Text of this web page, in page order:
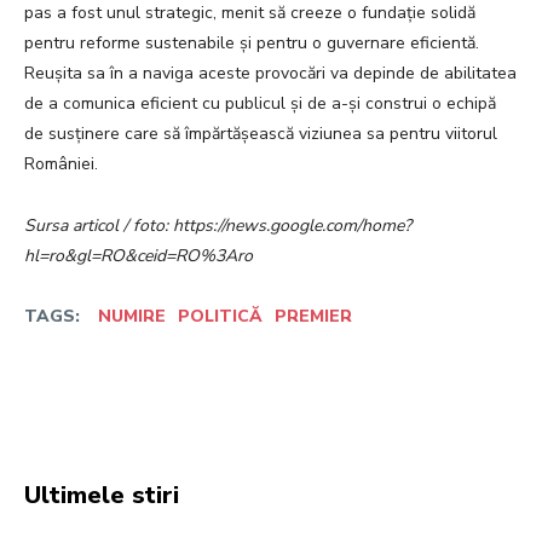
pas a fost unul strategic, menit să creeze o fundație solidă
pentru reforme sustenabile și pentru o guvernare eficientă.
Reușita sa în a naviga aceste provocări va depinde de abilitatea
de a comunica eficient cu publicul și de a-și construi o echipă
de susținere care să împărtășească viziunea sa pentru viitorul
României.
Sursa articol / foto: https://news.google.com/home?
hl=ro&gl=RO&ceid=RO%3Aro
TAGS: NUMIRE POLITICĂ PREMIER
Ultimele stiri